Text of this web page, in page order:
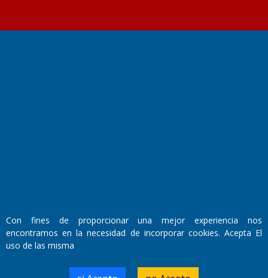
Domicilio Legal: José Ingenieros 855,
Santa Rosa, La Pampa.
RL-2019-55551274-APN-DNDA#MJ
Con fines de proporcionar una mejor experiencia nos
encontramos en la necesidad de incorporar cookies. Acepta El
uso de las misma